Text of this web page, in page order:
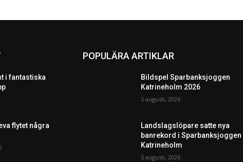
i fantastiska
flytet några
POPULÄRA ARTIKLAR
Bildspel Sparbanksjoggen
Katrineholm 2026
5 augusti, 2026
Landslagslöpare satte nya
banrekord i Sparbanksjoggen
Katrineholm
5 augusti, 2026